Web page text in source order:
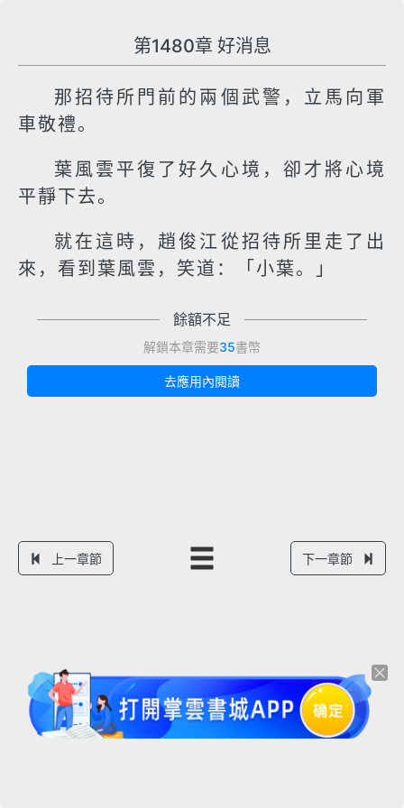
第1480章 好消息
那招待所門前的兩個武警，立馬向軍
車敬禮。
葉風雲平復了好久心境，卻才將心境
平靜下去。
就在這時，趙俊江從招待所里走了出
來，看到葉風雲，笑道：「小葉。」
餘額不足
解鎖本章需要35書幣
去應用內閱讀
上一章節 下一章節